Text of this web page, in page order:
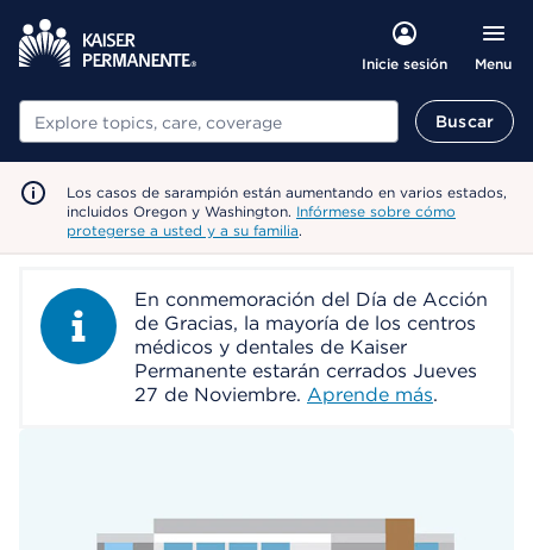
Inicie sesión Menu
Buscar Buscar
Los casos de sarampión están aumentando en varios estados,
incluidos Oregon y Washington. Infórmese sobre cómo
protegerse a usted y a su familia.
Information AlertEn conmemoración del Día de Acción
de Gracias, la mayoría de los centros
médicos y dentales de Kaiser
Permanente estarán cerrados Jueves
27 de Noviembre. Aprende más.